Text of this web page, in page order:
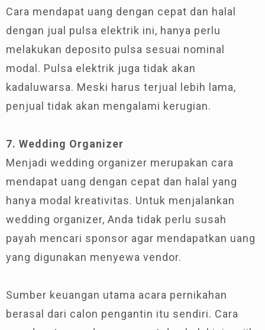
Cara mendapat uang dengan cepat dan halal
dengan jual pulsa elektrik ini, hanya perlu
melakukan deposito pulsa sesuai nominal
modal. Pulsa elektrik juga tidak akan
kadaluwarsa. Meski harus terjual lebih lama,
penjual tidak akan mengalami kerugian.
7. Wedding Organizer
Menjadi wedding organizer merupakan cara
mendapat uang dengan cepat dan halal yang
hanya modal kreativitas. Untuk menjalankan
wedding organizer, Anda tidak perlu susah
payah mencari sponsor agar mendapatkan uang
yang digunakan menyewa vendor.
Sumber keuangan utama acara pernikahan
berasal dari calon pengantin itu sendiri. Cara